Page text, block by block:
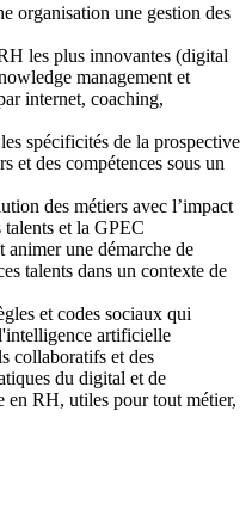
organisation une gestion des
les plus innovantes (digital
management et
internet, coaching,
spécificités de la prospective
et des compétences sous un
des métiers avec l’impact
et la GPEC
animer une démarche de
talents dans un contexte de
et codes sociaux qui
artificielle
collaboratifs et des
du digital et de
RH, utiles pour tout métier,